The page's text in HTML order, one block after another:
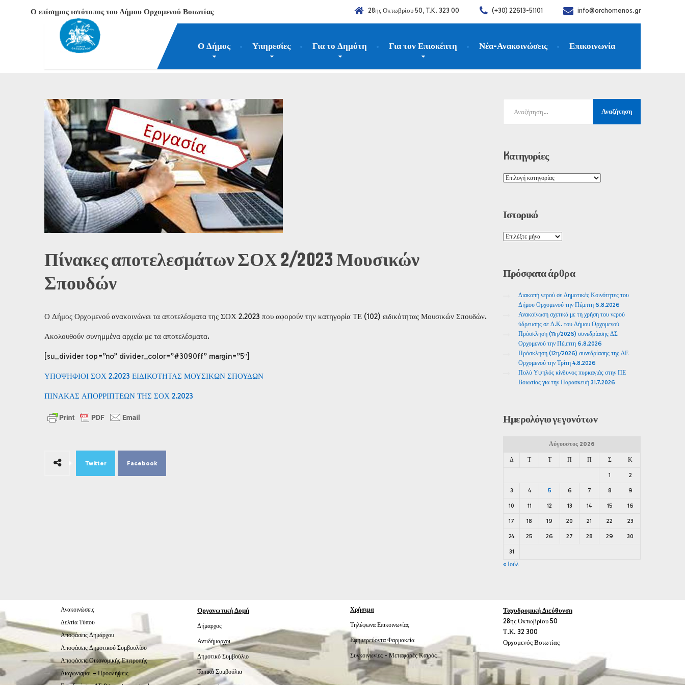
Ο επίσημος ιστότοπος του Δήμου Ορχομενού Βοιωτίας 28ης Οκτωβρίου 50, T.K. 323 00 (+30) 22613-51101 info@orchomenos.gr
Ο Δήμος Υπηρεσίες Για το Δημότη Για τον Επισκέπτη Νέα-Ανακοινώσεις Επικοινωνία
Νέα-Επικαιρότητα Διαγωνισμοί-Προσλήψεις Πίνακες αποτελεσμάτων ΣΟΧ 2/2023 Μουσικών Σπουδών
Πίνακες αποτελεσμάτων ΣΟΧ 2/2023 Μουσικών
Σπουδών
Ο Δήμος Ορχομενού ανακοινώνει τα αποτελέσματα της ΣΟΧ 2.2023 που αφορούν την κατηγορία ΤΕ (102) ειδικότητας Μουσικών Σπουδών.
Ακολουθούν συνημμένα αρχεία με τα αποτελέσματα.
[su_divider top=”no” divider_color=”#3090ff” margin=”5″]
ΥΠΟΨΗΦΙΟΙ ΣΟΧ 2.2023 ΕΙΔΙΚΟΤΗΤΑΣ ΜΟΥΣΙΚΩΝ ΣΠΟΥΔΩΝ
ΠΙΝΑΚΑΣ ΑΠΟΡΡΙΠΤΕΩΝ ΤΗΣ ΣΟΧ 2.2023
Twitter Facebook
Kατηγορίες
Ιστορικό
Πρόσφαταάρθρα
Διακοπή νερού σε Δημοτικές Κοινότητες του
Δήμου Ορχομενού την Πέμπτη 6.8.2026
Ανακοίνωση σχετικά με τη χρήση του νερού
ύδρευσης σε Δ.Κ. του Δήμου Ορχομενού
Πρόσκληση (11η/2026) συνεδρίασης ΔΣ
Ορχομενού την Πέμπτη 6.8.2026
Πρόσκληση (12η/2026) συνεδρίασης της ΔΕ
Ορχομενού την Τρίτη 4.8.2026
Πολύ Υψηλός κίνδυνος πυρκαγιάς στην ΠΕ
Βοιωτίας για την Παρασκευή 31.7.2026
Ημερολόγιογεγονότων
Αύγουστος 2026
Δ Τ Τ Π Π Σ Κ
1 2
3 4 5 6 7 8 9
10 11 12 13 14 15 16
17 18 19 20 21 22 23
24 25 26 27 28 29 30
31
« Ιούλ
Ανακοινώσεις
Δελτία Τύπου
Αποφάσεις Δημάρχου
Αποφάσεις Δημοτικού Συμβουλίου
Αποφάσεις Οικονομικής Επιτροπής
Διαγωνισμοί – Προσλήψεις
Οργανωτική Δομή
Δήμαρχος
Αντιδήμαρχοι
Δημοτικό Συμβούλιο
Τοπικά Συμβούλια
Χρήσιμα
Τηλέφωνα Επικοινωνίας
Εφημερεύοντα Φαρμακεία
Συγκοινωνίες - Μεταφορές Καιρός
Ταχυδρομική Διεύθυνση
28ης Οκτωβρίου 50
Τ.Κ. 32 300
Ορχομενός Βοιωτίας